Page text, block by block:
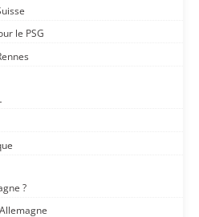
le PSG
?